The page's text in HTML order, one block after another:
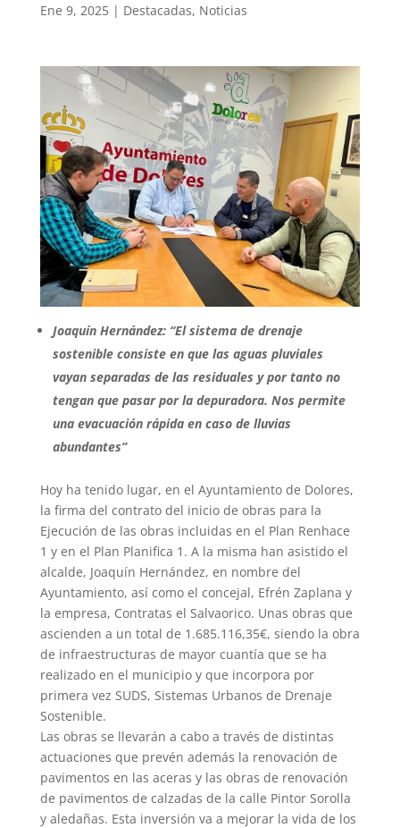
Ene 9, 2025| Destacadas, Noticias
Joaquín Hernández: “El sistema de drenaje
sostenible consiste en que las aguas pluviales
vayan separadas de las residuales y por tanto no
tengan que pasar por la depuradora. Nos permite
una evacuación rápida en caso de lluvias
abundantes”
Hoy ha tenido lugar, en el Ayuntamiento de Dolores,
la firma del contrato del inicio de obras para la
Ejecución de las obras incluidas en el Plan Renhace
1 y en el Plan Planifica 1. A la misma han asistido el
alcalde, Joaquín Hernández, en nombre del
Ayuntamiento, así como el concejal, Efrén Zaplana y
la empresa, Contratas el Salvaorico. Unas obras que
ascienden a un total de 1.685.116,35€, siendo la obra
de infraestructuras de mayor cuantía que se ha
realizado en el municipio y que incorpora por
primera vez SUDS, Sistemas Urbanos de Drenaje
Sostenible.
Las obras se llevarán a cabo a través de distintas
actuaciones que prevén además la renovación de
pavimentos en las aceras y las obras de renovación
de pavimentos de calzadas de la calle Pintor Sorolla
y aledañas. Esta inversión va a mejorar la vida de los